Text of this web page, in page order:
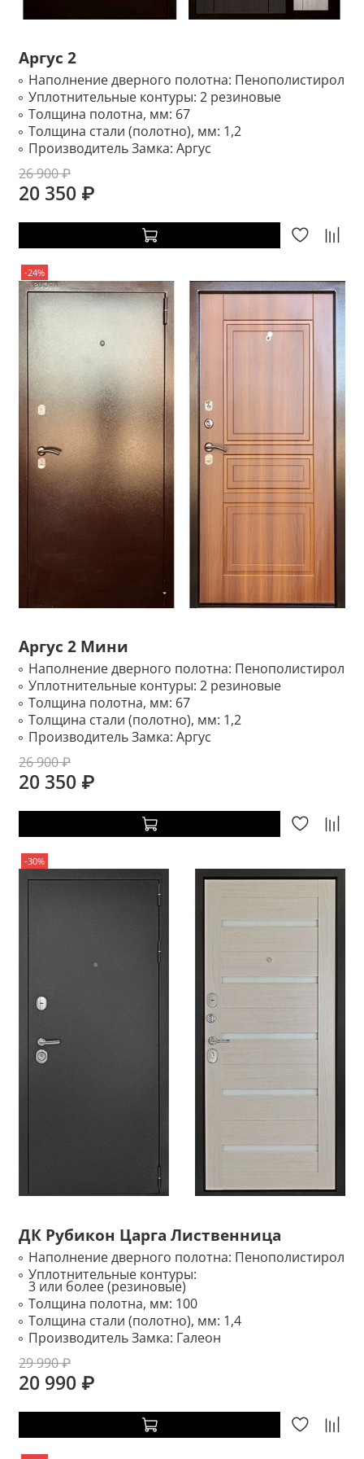
Аргус 2
Наполнение дверного полотна: Пенополистирол
Уплотнительные контуры: 2 резиновые
Толщина полотна, мм: 67
Толщина стали (полотно), мм: 1,2
Производитель Замка: Аргус
26 900 ₽
20 350 ₽
-24%
Аргус 2 Мини
Наполнение дверного полотна: Пенополистирол
Уплотнительные контуры: 2 резиновые
Толщина полотна, мм: 67
Толщина стали (полотно), мм: 1,2
Производитель Замка: Аргус
26 900 ₽
20 350 ₽
-30%
ДК Рубикон Царга Лиственница
Наполнение дверного полотна: Пенополистирол
Уплотнительные контуры:
3 или более (резиновые)
Толщина полотна, мм: 100
Толщина стали (полотно), мм: 1,4
Производитель Замка: Галеон
29 990 ₽
20 990 ₽